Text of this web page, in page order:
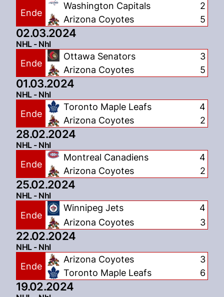
Ende
Washington Capitals
Arizona Coyotes
2
5
02.03.2024
NHL - Nhl
Ende
Ottawa Senators
Arizona Coyotes
3
5
01.03.2024
NHL - Nhl
Ende
Toronto Maple Leafs
Arizona Coyotes
4
2
28.02.2024
NHL - Nhl
Ende
Montreal Canadiens
Arizona Coyotes
4
2
25.02.2024
NHL - Nhl
Ende
Winnipeg Jets
Arizona Coyotes
4
3
22.02.2024
NHL - Nhl
Ende
Arizona Coyotes
Toronto Maple Leafs
3
6
19.02.2024